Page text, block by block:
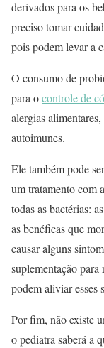
derivados para os
preciso tomar
pois podem levar a
O consumo de
para ocontrole de
alergias alimentares,
autoimunes.
Ele também pode
um tratamento com
todas as bactérias:
as benéficas que
causar alguns
suplementação para
podem aliviar esses
Por fim, não existe
o pediatra saberá a